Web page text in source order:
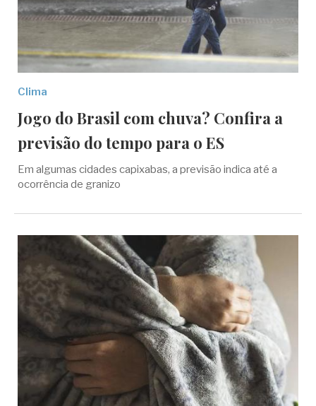
Clima
Jogo do Brasil com chuva? Confira a
previsão do tempo para o ES
Em algumas cidades capixabas, a previsão indica até a
ocorrência de granizo